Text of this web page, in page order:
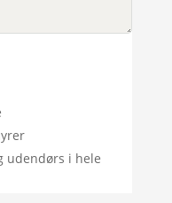
udendørs i hele